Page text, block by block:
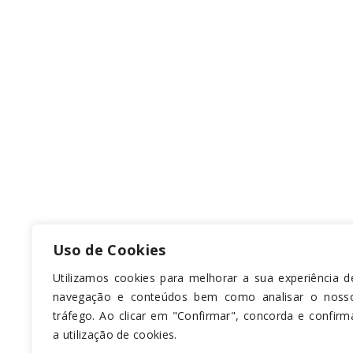
Uso de Cookies
Utilizamos cookies para melhorar a sua experiência
navegação e conteúdos bem como analisar o
tráfego. Ao clicar em "Confirmar", concorda e
a utilização de cookies.